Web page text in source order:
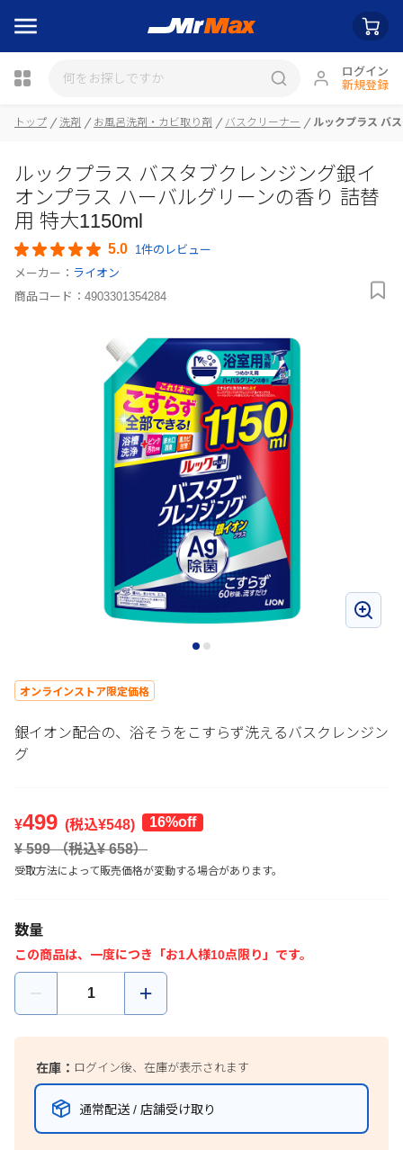
ログイン
新規登録
瓶詰
トップ 洗剤 お風呂洗剤・カビ取り剤 バスクリーナー ルックプラス バ
ルックプラス バスタブクレンジング銀イ
オンプラス ハーバルグリーンの香り 詰替
用 特大1150ml
5.0 1件のレビュー
メーカー： ライオン
商品コード： 4903301354284
オンラインストア限定価格
銀イオン配合の、浴そうをこすらず洗えるバスクレンジン
グ
¥499 (税込¥548)
16%off
¥ 599（税込¥658）
受取方法によって販売価格が変動する場合があります。
数量
この商品は、一度につき「お1人様10点限り」です。
在庫： ログイン後、在庫が表示されます
通常配送 / 店舗受け取り